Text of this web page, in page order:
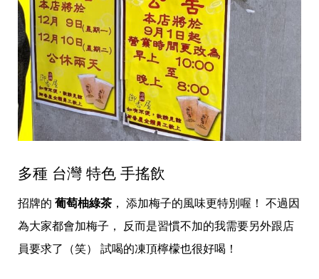
多種 台灣 特色 手搖飲
招牌的 葡萄柚綠茶， 添加梅子的風味更特別喔！ 不過因
為大家都會加梅子， 反而是習慣不加的我需要另外跟店
員要求了（笑） 試喝的凍頂檸檬也很好喝！